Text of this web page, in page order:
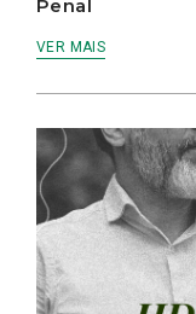
Penal
VER MAIS